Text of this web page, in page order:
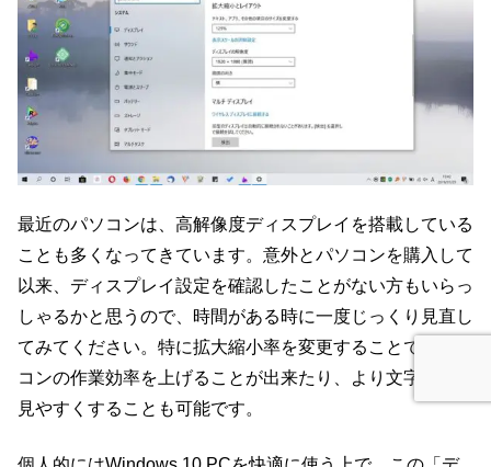
最近のパソコンは、高解像度ディスプレイを搭載している
ことも多くなってきています。意外とパソコンを購入して
以来、ディスプレイ設定を確認したことがない方もいらっ
しゃるかと思うので、時間がある時に一度じっくり見直し
てみてください。特に拡大縮小率を変更することで、パソ
コンの作業効率を上げることが出来たり、より文字などを
見やすくすることも可能です。